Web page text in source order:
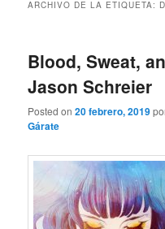
ARCHIVO DE LA ETIQUETA:
Blood, Sweat,
Jason Schreier
Posted on20 febrero, 2019
Gárate